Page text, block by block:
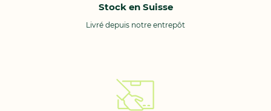
Stock en Suisse
Livré depuis notre entrepôt